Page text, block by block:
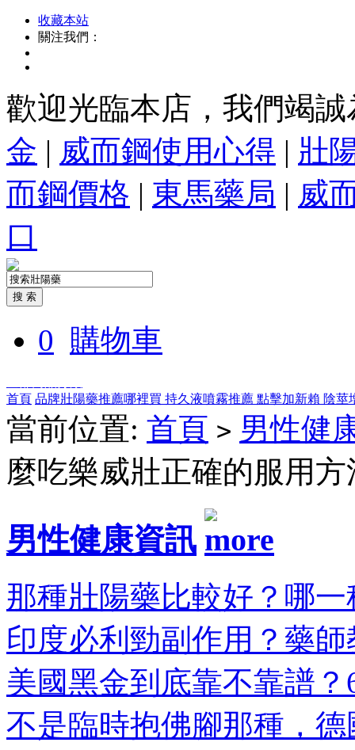
收藏本站
關注我們：
歡迎光臨本店，我們竭
金 | 威而鋼使用心得 | 壯
而鋼價格 | 東馬藥局 | 威
口
0 購物車
首頁 品牌壯陽藥推薦哪裡買 持久液噴霧推薦 點擊加新賴 陰莖
當前位置: 首頁 > 男性健
麼吃樂威壯正確的服用
男性健康資訊
那種壯陽藥比較好？哪
印度必利勁副作用？藥
美國黑金到底靠不靠譜？
不是臨時抱佛腳那種，